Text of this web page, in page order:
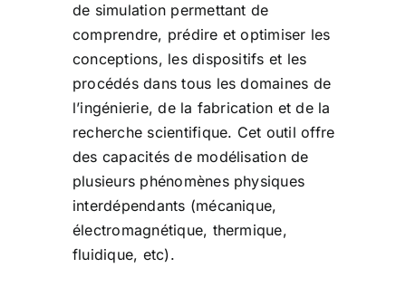
de simulation permettant de
comprendre, prédire et optimiser les
conceptions, les dispositifs et les
procédés dans tous les domaines de
l’ingénierie, de la fabrication et de la
recherche scientifique. Cet outil offre
des capacités de modélisation de
plusieurs phénomènes physiques
interdépendants (mécanique,
électromagnétique, thermique,
fluidique, etc).